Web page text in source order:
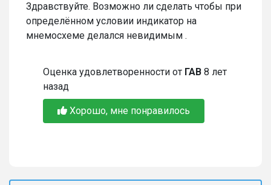
Здравствуйте. Возможно ли сделать чтобы при
определённом условии индикатор на
мнемосхеме делался невидимым .
Оценка удовлетворенности от ГАВ 8 лет
назад
Хорошо, мне понравилось